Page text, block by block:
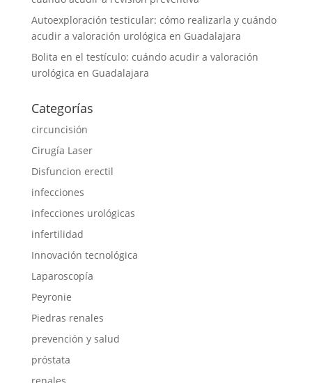
Autoexploración testicular: cómo realizarla y cuándo
acudir a valoración urológica en Guadalajara
Bolita en el testículo: cuándo acudir a valoración
urológica en Guadalajara
Categorías
circuncisión
Cirugía Laser
Disfuncion erectil
infecciones
infecciones urológicas
infertilidad
Innovación tecnológica
Laparoscopía
Peyronie
Piedras renales
prevención y salud
próstata